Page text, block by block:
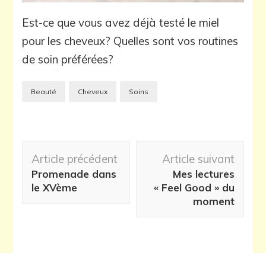
Est-ce que vous avez déjà testé le miel
pour les cheveux? Quelles sont vos routines
de soin préférées?
Beauté Cheveux Soins
Navigation
d'article
Article précédent
Promenade dans
le XVème
Article suivant
Mes lectures
« Feel Good » du
moment